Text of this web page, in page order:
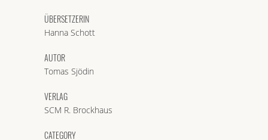
ÜBERSETZERIN
Hanna Schott
AUTOR
Tomas Sjödin
VERLAG
SCM R. Brockhaus
CATEGORY